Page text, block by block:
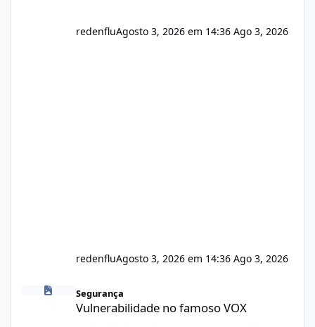
redenfluAgosto 3, 2026 em 14:36 Ago 3, 2026
redenfluAgosto 3, 2026 em 14:36 Ago 3, 2026
Vulnerabilidade no famoso VOX
Segurança
Vulnerabilidade no famoso VOX